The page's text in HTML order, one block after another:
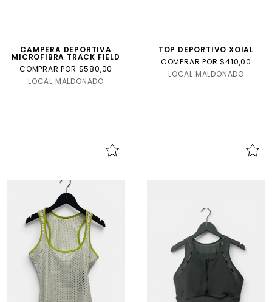
CAMPERA DEPORTIVA
MICROFIBRA TRACK FIELD
COMPRAR POR $580,00
LOCAL MALDONADO
TOP DEPORTIVO XOIAL
COMPRAR POR $410,00
LOCAL MALDONADO